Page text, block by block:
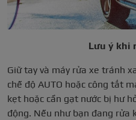
Lưu ý khi
Giữ tay và máy rửa xe tránh
chế độ AUTO hoặc công tắt
kẹt hoặc cần gạt nước bị hư
động. Nếu như bạn đang rửa